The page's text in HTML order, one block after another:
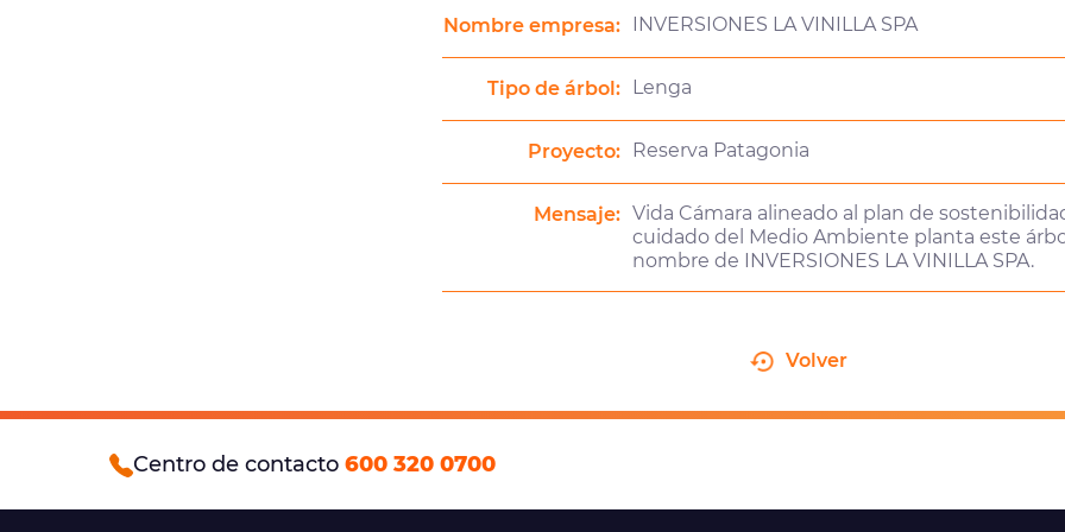
Nombre empresa: INVERSIONES LA VINILLA SPA
Tipo de árbol: Lenga
Proyecto: Reserva Patagonia
Mensaje: Vida Cámara alineado al plan de
cuidado del Medio Ambiente planta este
nombre de INVERSIONES LA VINILLA SPA.
Volver
Centro de contacto 600 320 0700